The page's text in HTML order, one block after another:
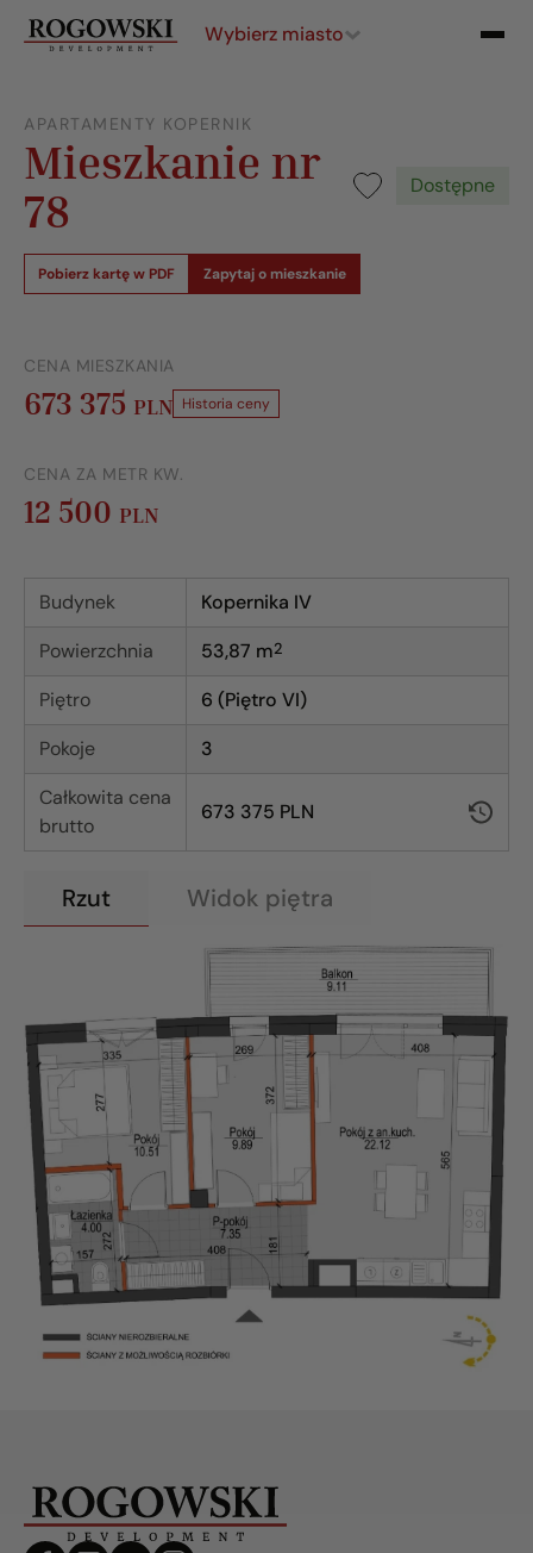
Wybierz miasto
APARTAMENTY KOPERNIK
Mieszkanie nr
78
Dostępne
Pobierz kartę w PDF Zapytaj o mieszkanie
CENA MIESZKANIA
673 375 PLN Historia ceny
CENA ZA METR KW.
12 500 PLN
Budynek
Kopernika IV
Powierzchnia
53,87 m2
Piętro
6 (Piętro VI)
Pokoje
3
Całkowita cena
brutto
673 375 PLN
Rzut Widok piętra